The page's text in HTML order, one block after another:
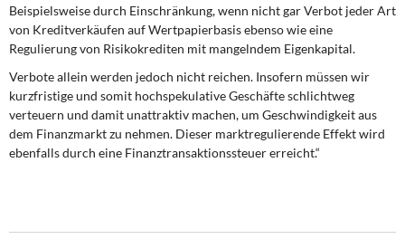
Beispielsweise durch Einschränkung, wenn nicht gar Verbot jeder Art
von Kreditverkäufen auf Wertpapierbasis ebenso wie eine
Regulierung von Risikokrediten mit mangelndem Eigenkapital.
Verbote allein werden jedoch nicht reichen. Insofern müssen wir
kurzfristige und somit hochspekulative Geschäfte schlichtweg
verteuern und damit unattraktiv machen, um Geschwindigkeit aus
dem Finanzmarkt zu nehmen. Dieser marktregulierende Effekt wird
ebenfalls durch eine Finanztransaktionssteuer erreicht.“